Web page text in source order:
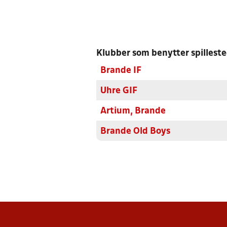
Klubber som benytter
Brande IF
Uhre GIF
Artium, Brande
Brande Old Boys